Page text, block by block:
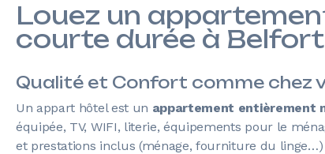
Louez un
courte durée à Belfort
Qualité et Confort comme chez
Un appart hôtel est un appartement entièrement
équipée, TV, WIFI, literie, équipements pour le
et prestations inclus (ménage, fourniture du